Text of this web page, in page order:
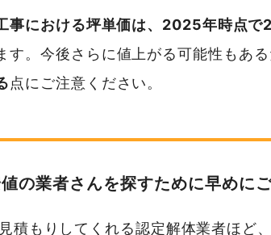
事における坪単価は、2025年時点で
す。今後さらに値上がる可能性もあ
点にご注意ください。
の業者さんを探すために早めに
積もりしてくれる認定解体業者ほど